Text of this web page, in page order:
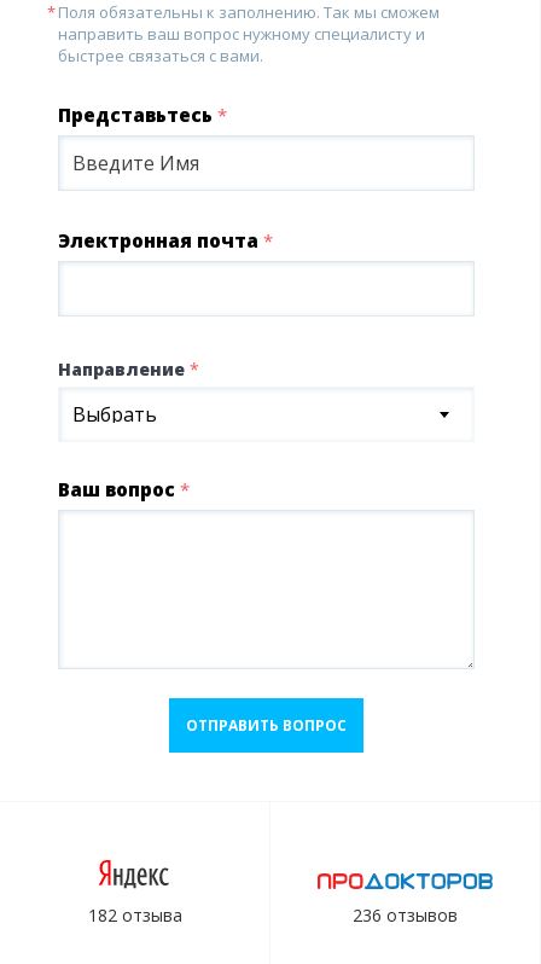
Поля обязательны к заполнению. Так мы сможем
направить ваш вопрос нужному специалисту и
быстрее связаться с вами.
Представьтесь *
Электронная почта *
Направление *
Выбрать
Ваш вопрос *
ОТПРАВИТЬ ВОПРОС
182 отзыва 236 отзывов